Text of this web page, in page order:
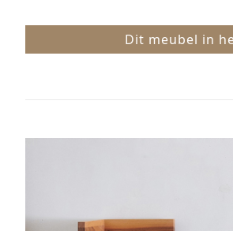
Dit meubel in